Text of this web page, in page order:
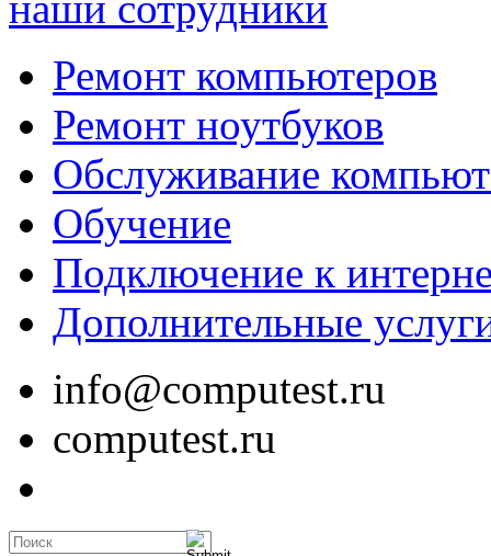
Ремонт компьютеров
Ремонт ноутбуков
Обслуживание
Обучение
Подключение к
Дополнительные
info@computest.ru
computest.ru